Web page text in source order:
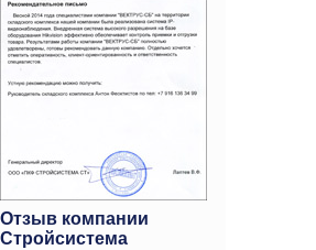
Отзыв компании
Стройсистема